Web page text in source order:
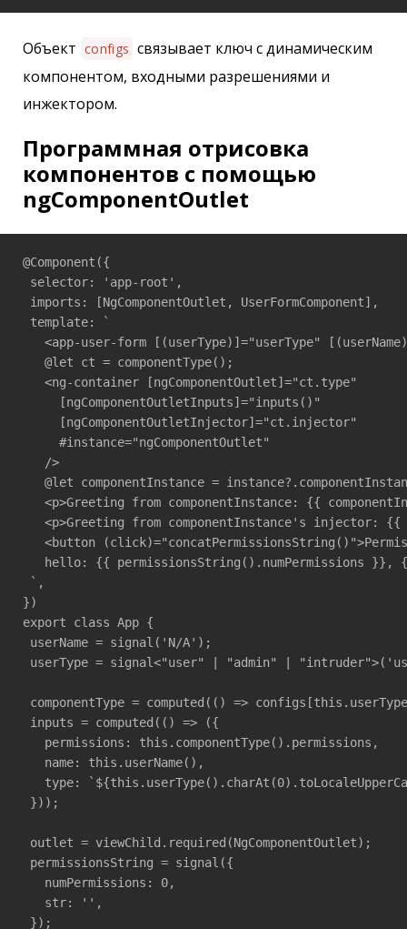
Объект configs связывает ключ с динамическим
компонентом, входными разрешениями и
инжектором.
Программная отрисовка
компонентов с помощью
ngComponentOutlet
@Component({
selector: 'app-root',
imports: [NgComponentOutlet, UserFormComponent],
template: `
<app-user-form [(userType)]="userType"
   @let ct = componentType();
   <ng-container [ngComponentOutlet]="ct.type"
     [ngComponentOutletInputs]="inputs()"
     [ngComponentOutletInjector]="ct.injector"
     #instance="ngComponentOutlet"
   />
@let componentInstance =
<p>Greeting from componentInstance: {{
<p>Greeting from componentInstance's injector:
<button
hello: {{ permissionsString().numPermissions }},
`,
})
export class App {
userName = signal('N/A');
userType = signal<"user" | "admin" |
componentType = computed(() =>
inputs = computed(() => ({
   permissions: this.componentType().permissions,
   name: this.userName(),
type:
}));
outlet = viewChild.required(NgComponentOutlet);
permissionsString = signal({
   numPermissions: 0,
   str: '',
});